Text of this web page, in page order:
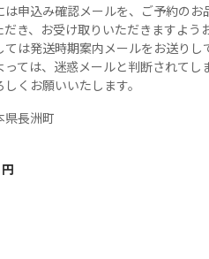
申込み確認メールを、ご予約の
き、お受け取りいただきますよう
は発送時期案内メールをお送りし
ては、迷惑メールと判断されて
県長洲町
円